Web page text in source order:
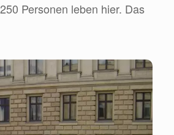
Personen leben hier. Das